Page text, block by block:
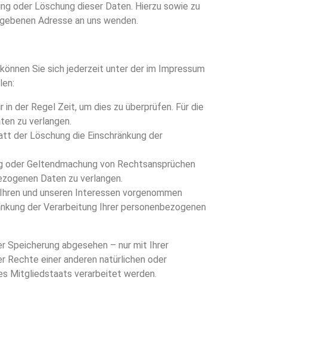
oder Löschung dieser Daten. Hierzu sowie zu
Adresse an uns wenden.
Sie sich jederzeit unter der im Impressum
der Regel Zeit, um dies zu überprüfen. Für die
zu verlangen.
der Löschung die Einschränkung der
Geltendmachung von Rechtsansprüchen
Daten zu verlangen.
und unseren Interessen vorgenommen
der Verarbeitung Ihrer personenbezogenen
Speicherung abgesehen – nur mit Ihrer
Rechte einer anderen natürlichen oder
Mitgliedstaats verarbeitet werden.